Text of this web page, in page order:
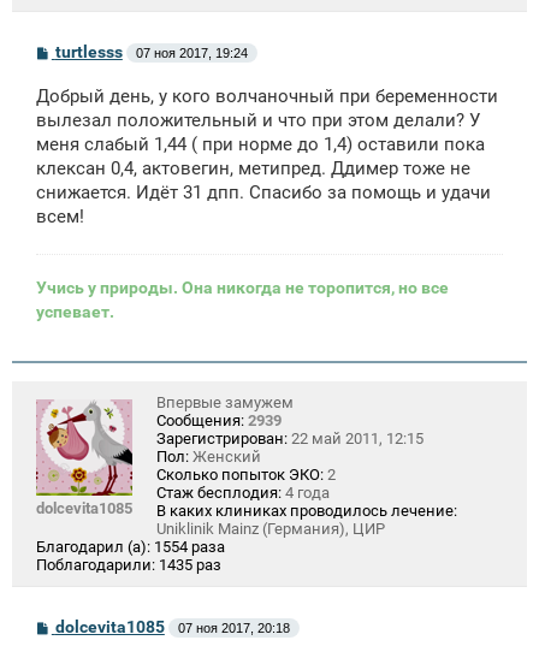
С
о
б
щ
н
и
turtlesss 07 ноя 2017, 19:24
Добрый день, у кого волчаночный при беременности
вылезал положительный и что при этом делали? У
меня слабый 1,44 ( при норме до 1,4) оставили пока
клексан 0,4, актовегин, метипред. Ддимер тоже не
снижается. Идёт 31 дпп. Спасибо за помощь и удачи
всем!
Учись у природы. Она никогда не торопится, но все
успевает.
dolcevita1085
Впервые замужем
Сообщения: 2939
Зарегистрирован: 22 май 2011, 12:15
Пол: Женский
Сколько попыток ЭКО: 2
Стаж бесплодия: 4 года
В каких клиниках проводилось лечение:
Uniklinik Mainz (Германия), ЦИР
Благодарил (а): 1554 раза
Поблагодарили: 1435 раз
С
о
dolcevita1085 07 ноя 2017, 20:18